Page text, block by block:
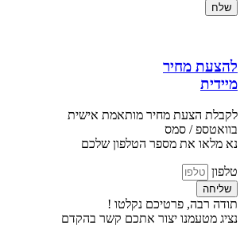
שלח
להצעת מחיר
מיידית
לקבלת הצעת מחיר מותאמת אישית
בוואטספ / סמס
נא מלאו את מספר הטלפון שלכם
טלפון
שליחה
תודה רבה, פרטיכם נקלטו !
נציג מטעמנו יצור אתכם קשר בהקדם